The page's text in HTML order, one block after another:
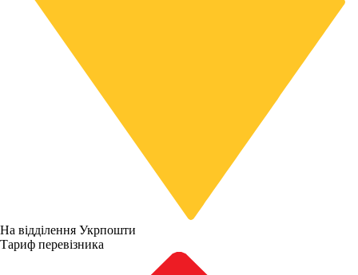
На відділення Укрпошти
Тариф перевізника